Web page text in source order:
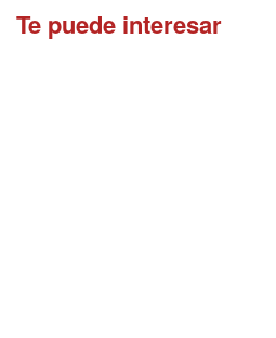
Te puede interesar